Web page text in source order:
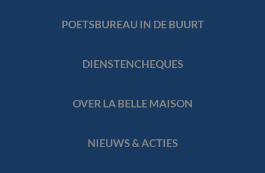
POETSBUREAU IN DE BUURT
DIENSTENCHEQUES
OVER LA BELLE MAISON
NIEUWS & ACTIES